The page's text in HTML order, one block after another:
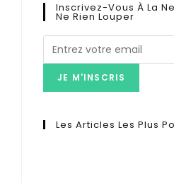
Inscrivez-Vous À La
Ne Rien Louper
JE M'INSCRIS
Les Articles Les Plus